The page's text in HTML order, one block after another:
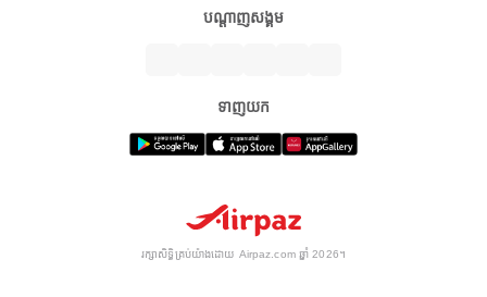
បណ្តាញសង្គម
ទាញយក
រក្សាសិទ្ធិគ្រប់យ៉ាងដោយ Airpaz.com ឆ្នាំ 2026។